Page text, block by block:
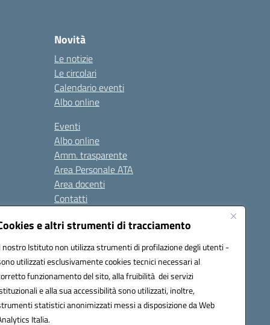
e altri strumenti di tracciamento
nostro Istituto non utilizza strumenti di profilazione degli utenti -
utilizzati esclusivamente cookies tecnici necessari al
funzionamento del sito, alla fruibilità dei servizi
e alla sua accessibilità sono utilizzati, inoltre,
statistici anonimizzati messi a disposizione da Web
Italia.
Novità
Le notizie
Le circolari
Calendario eventi
Albo online
Eventi
Albo online
Amm. trasparente
Area Personale ATA
Area docenti
Contatti